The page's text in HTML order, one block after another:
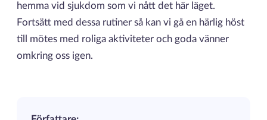
hemma vid sjukdom som vi nått det här läget.
Fortsätt med dessa rutiner så kan vi gå en härlig höst
till mötes med roliga aktiviteter och goda vänner
omkring oss igen.